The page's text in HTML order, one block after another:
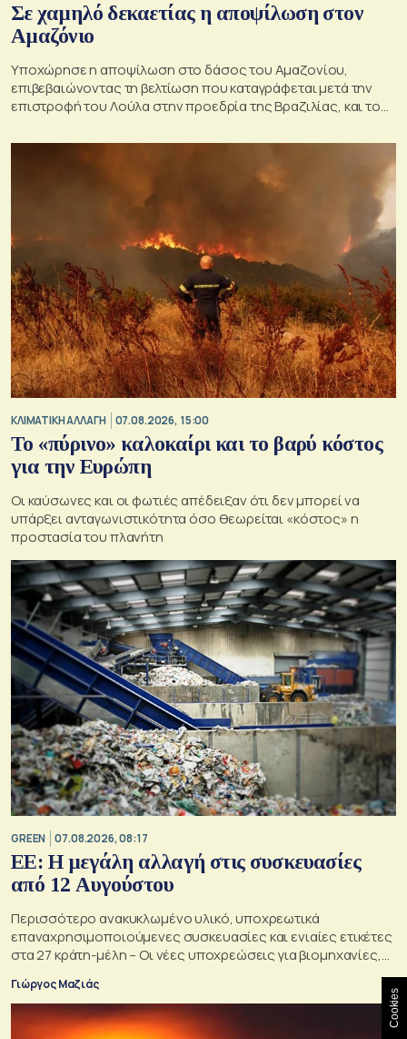
Σε χαμηλό δεκαετίας η αποψίλωση στον
Αμαζόνιο
Υποχώρησε η αποψίλωση στο δάσος του Αμαζονίου,
επιβεβαιώνοντας τη βελτίωση που καταγράφεται μετά την
επιστροφή του Λούλα στην προεδρία της Βραζιλίας, και του
ΚΛΙΜΑΤΙΚΗ ΑΛΛΑΓΗ 07.08.2026, 15:00
Το «πύρινο» καλοκαίρι και το βαρύ κόστος
για την Ευρώπη
Οι καύσωνες και οι φωτιές απέδειξαν ότι δεν μπορεί να
υπάρξει ανταγωνιστικότητα όσο θεωρείται «κόστος» η
προστασία του πλανήτη
GREEN 07.08.2026, 08:17
ΕΕ: Η μεγάλη αλλαγή στις συσκευασίες
από 12 Αυγούστου
Περισσότερο ανακυκλωμένο υλικό, υποχρεωτικά
επαναχρησιμοποιούμενες συσκευασίες και ενιαίες ετικέτες
στα 27 κράτη-μέλη – Οι νέες υποχρεώσεις για βιομηχανίες,
σούπερ μάρκετ, εστιατόρια και καταναλωτές
Γιώργος Μαζιάς
Cookies